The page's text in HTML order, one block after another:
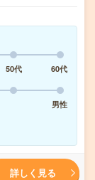
50代
60代
男性
詳しく見る